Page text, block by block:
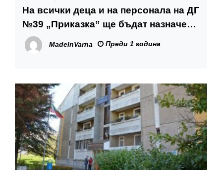
На всички деца и на персонала на ДГ
№39 „Приказка” ще бъдат назначени
микробиологични изследвания
MadeInVarna Преди 1 година